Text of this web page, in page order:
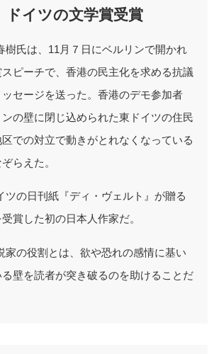
ドイツの文学賞受賞
樹氏は、11月７日にベルリンで開かれ
ピーチで、香港の民主化を求める抗議
セージを送った。香港のデモ参加者
の壁に閉じ込められた東ドイツの住民
での対立で動きがとれなくなっている
らえた。
ツの日刊紙『ディ・ヴェルト』が贈る
賞した初の日本人作家だ。
家の役割とは、欲や恐れの感情に基い
壁を読者が突き破るのを助けることだ